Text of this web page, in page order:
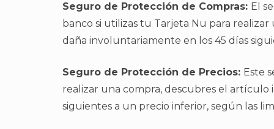
Seguro de Protección de Compras: El
banco si utilizas tu Tarjeta Nu para
daña involuntariamente en los 45 días
Seguro de Protección de Precios: Este
realizar una compra, descubres el
siguientes a un precio inferior, según las